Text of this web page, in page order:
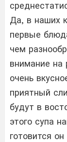
Да, в наших
первые
чем
внимание на
очень
приятный
будут в
этого супа
готовится